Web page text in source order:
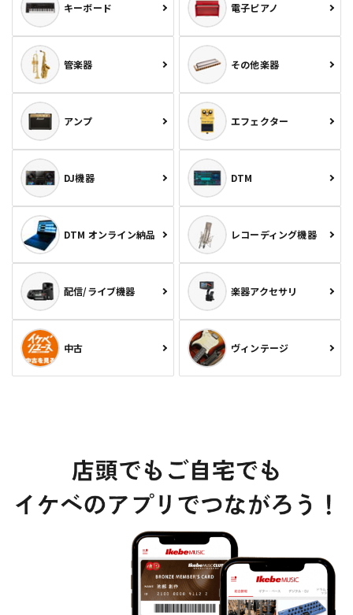
キーボード 電子ピアノ
管楽器 その他楽器
アンプ エフェクター
DJ機器 DTM
DTM オンライン納品 レコーディング機器
配信/ライブ機器 楽器アクセサリ
中古 ヴィンテージ